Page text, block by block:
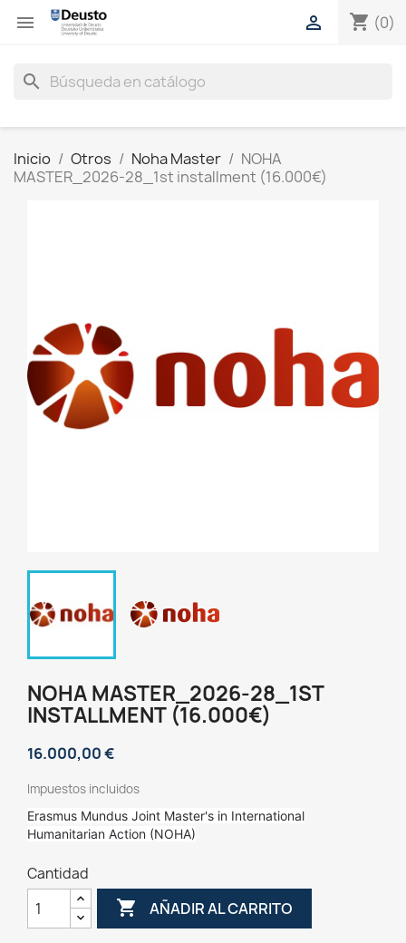
 shopping_cart (0)

search
Inicio Otros Noha Master
NOHA
MASTER_2026-28_1st installment (16.000€)
NOHA MASTER_2026-28_1ST
INSTALLMENT (16.000€)
16.000,00 €
Impuestos incluidos
Erasmus Mundus Joint Master's in International
Humanitarian Action (NOHA)
Cantidad
 AÑADIR AL CARRITO